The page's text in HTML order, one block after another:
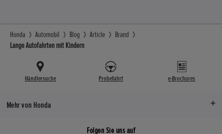
Honda Automobil Blog Article
Brand
Lange Autofahrten mit Kindern
Händlersuche Probefahrt e-Brochures
Mehr von Honda
Folgen Sie uns auf